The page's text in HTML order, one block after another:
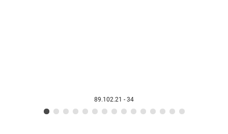
89.102.21 - 34